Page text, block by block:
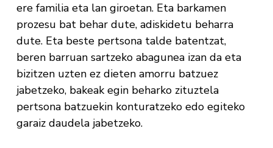
ere familia eta lan giroetan. Eta barkamen
prozesu bat behar dute, adiskidetu beharra
dute. Eta beste pertsona talde batentzat,
beren barruan sartzeko abagunea izan da eta
bizitzen uzten ez dieten amorru batzuez
jabetzeko, bakeak egin beharko zituztela
pertsona batzuekin konturatzeko edo egiteko
garaiz daudela jabetzeko.